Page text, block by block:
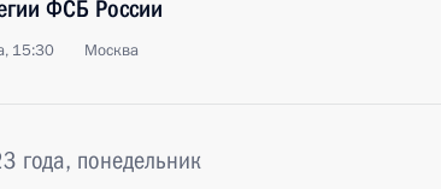
ФСБ России
15:30 Москва
года, понедельник